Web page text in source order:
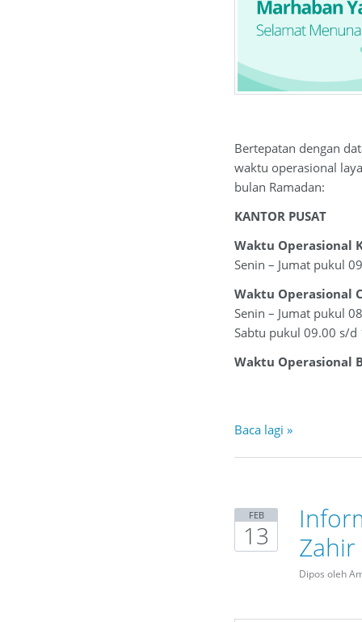
Bertepatan dengan
waktu operasional
bulan Ramadan:
KANTOR PUSAT
Waktu Operasional
Senin – Jumat pukul
Waktu Operasional
Senin – Jumat pukul
Sabtu pukul 09.00 s/d
Waktu Operasional
Baca lagi »
FEB
13
Dipos oleh